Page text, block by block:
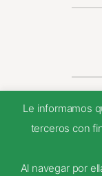
Le informamos
terceros con
Al navegar por